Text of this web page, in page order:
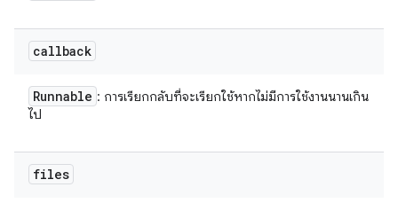
callback
Runnable : การเรียกกลับที่จะเรียกใช้หากไม่มีการใช้งานนานเกิน
ไป
files